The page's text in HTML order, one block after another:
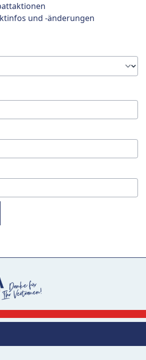
und -änderungen